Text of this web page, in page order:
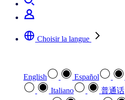
Choisir la langue
English Español
Italiano
普通话